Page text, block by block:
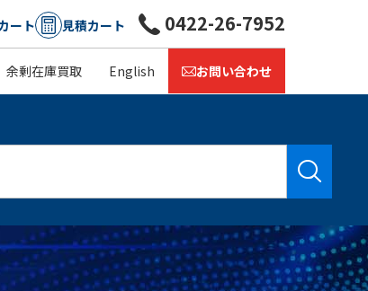
ート 見積カート
余剰在庫買取 English お問い合わせ
0422-26-7952